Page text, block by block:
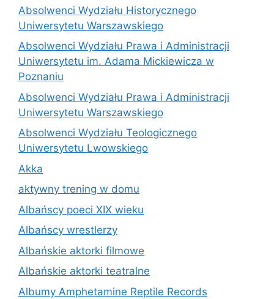
Absolwenci Wydziału Historycznego
Uniwersytetu Warszawskiego
Absolwenci Wydziału Prawa i Administracji
Uniwersytetu im. Adama Mickiewicza w
Poznaniu
Absolwenci Wydziału Prawa i Administracji
Uniwersytetu Warszawskiego
Absolwenci Wydziału Teologicznego
Uniwersytetu Lwowskiego
Akka
aktywny trening w domu
Albańscy poeci XIX wieku
Albańscy wrestlerzy
Albańskie aktorki filmowe
Albańskie aktorki teatralne
Albumy Amphetamine Reptile Records